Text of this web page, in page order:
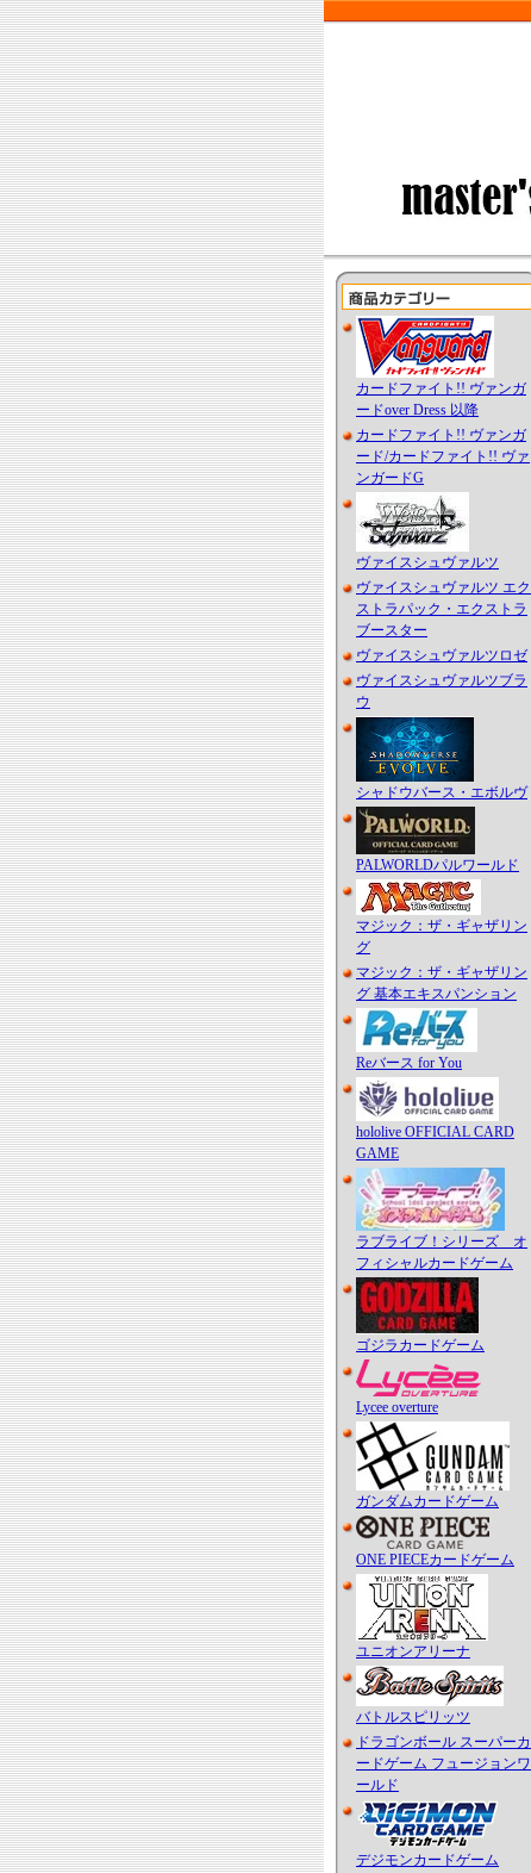
カードファイト!! ヴァンガ
ードover Dress 以降
カードファイト!! ヴァンガ
ード/カードファイト!! ヴァ
ンガードG
ヴァイスシュヴァルツ
ヴァイスシュヴァルツ エク
ストラパック・エクストラ
ブースター
ヴァイスシュヴァルツロゼ
ヴァイスシュヴァルツブラ
ウ
シャドウバース・エボルヴ
PALWORLDパルワールド
マジック：ザ・ギャザリン
グ
マジック：ザ・ギャザリン
グ 基本エキスパンション
Reバース for You
hololive OFFICIAL CARD
GAME
ラブライブ！シリーズ オ
フィシャルカードゲーム
ゴジラカードゲーム
Lycee overture
ガンダムカードゲーム
ONE PIECEカードゲーム
ユニオンアリーナ
バトルスピリッツ
ドラゴンボール スーパーカ
ードゲーム フュージョンワ
ールド
デジモンカードゲーム